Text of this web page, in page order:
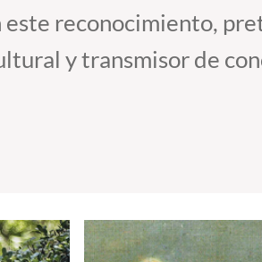
reconocimiento,
y transmisor de